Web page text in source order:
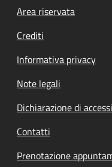
Footer menu
Area riservata
Crediti
Informativa privacy
Note legali
Dichiarazione di
Contatti
Prenotazione